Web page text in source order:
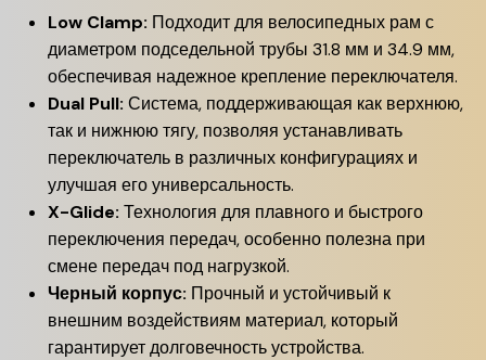
Low Clamp: Подходит для велосипедных рам с
диаметром подседельной трубы 31.8 мм и 34.9 мм,
обеспечивая надежное крепление переключателя.
Dual Pull: Система, поддерживающая как верхнюю,
так и нижнюю тягу, позволяя устанавливать
переключатель в различных конфигурациях и
улучшая его универсальность.
X-Glide: Технология для плавного и быстрого
переключения передач, особенно полезна при
смене передач под нагрузкой.
Черный корпус: Прочный и устойчивый к
внешним воздействиям материал, который
гарантирует долговечность устройства.